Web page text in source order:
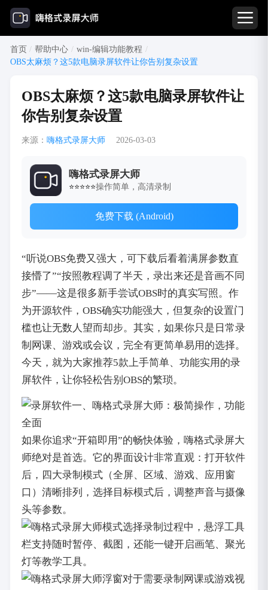
首页 / 帮助中心 / win-编辑功能教程 /
OBS太麻烦？这5款电脑录屏软件让你告别复杂设置
OBS太麻烦？这5款电脑录屏软件让
你告别复杂设置
来源： 嗨格式录屏大师 2026-03-03
嗨格式录屏大师
⭐⭐⭐⭐⭐操作简单，高清录制
免费下载 (Android)
“听说OBS免费又强大，可下载后看着满屏参数直
接懵了”“按照教程调了半天，录出来还是音画不同
步”——这是很多新手尝试OBS时的真实写照。作
为开源软件，OBS确实功能强大，但复杂的设置门
槛也让无数人望而却步。其实，如果你只是日常录
制网课、游戏或会议，完全有更简单易用的选择。
今天，就为大家推荐5款上手简单、功能实用的录
屏软件，让你轻松告别OBS的繁琐。
一、嗨格式录屏大师：极简操作，功能
全面
如果你追求“开箱即用”的畅快体验，嗨格式录屏大
师绝对是首选。它的界面设计非常直观：打开软件
后，四大录制模式（全屏、区域、游戏、应用窗
口）清晰排列，选择目标模式后，调整声音与摄像
头等参数。
录制过程中，悬浮工具
栏支持随时暂停、截图，还能一键开启画笔、聚光
灯等教学工具。
对于需要录制网课或游戏视